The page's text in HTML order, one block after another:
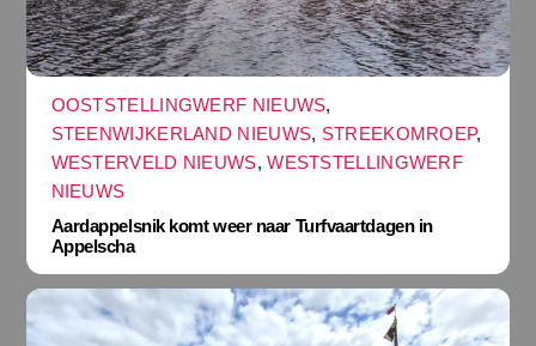
OOSTSTELLINGWERF NIEUWS,
STEENWIJKERLAND NIEUWS, STREEKOMROEP,
WESTERVELD NIEUWS,WESTSTELLINGWERF
NIEUWS
Aardappelsnik komt weer naar Turfvaartdagen in
Appelscha